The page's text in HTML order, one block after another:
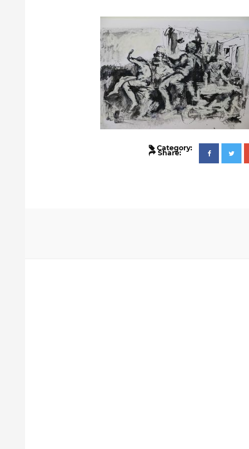
Category:
Share: